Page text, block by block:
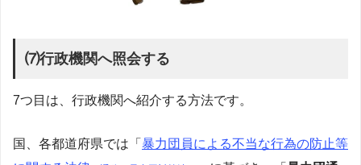
⑺行政機関へ照会する
7つ目は、行政機関へ紹介する方法です。
国、各都道府県では「 暴力団員による不当な行為の防止等